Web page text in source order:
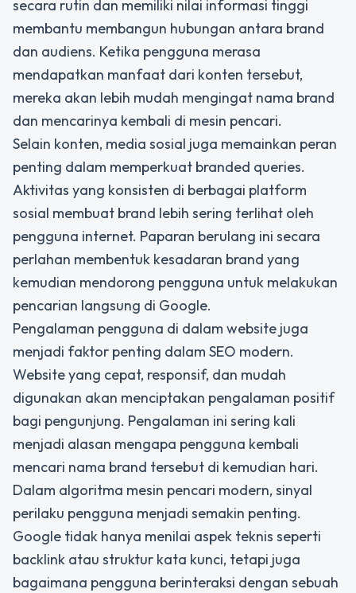
secara rutin dan memiliki nilai informasi tinggi
membantu membangun hubungan antara brand
dan audiens. Ketika pengguna merasa
mendapatkan manfaat dari konten tersebut,
mereka akan lebih mudah mengingat nama brand
dan mencarinya kembali di mesin pencari.
Selain konten, media sosial juga memainkan peran
penting dalam memperkuat branded queries.
Aktivitas yang konsisten di berbagai platform
sosial membuat brand lebih sering terlihat oleh
pengguna internet. Paparan berulang ini secara
perlahan membentuk kesadaran brand yang
kemudian mendorong pengguna untuk melakukan
pencarian langsung di Google.
Pengalaman pengguna di dalam website juga
menjadi faktor penting dalam SEO modern.
Website yang cepat, responsif, dan mudah
digunakan akan menciptakan pengalaman positif
bagi pengunjung. Pengalaman ini sering kali
menjadi alasan mengapa pengguna kembali
mencari nama brand tersebut di kemudian hari.
Dalam algoritma mesin pencari modern, sinyal
perilaku pengguna menjadi semakin penting.
Google tidak hanya menilai aspek teknis seperti
backlink atau struktur kata kunci, tetapi juga
bagaimana pengguna berinteraksi dengan sebuah